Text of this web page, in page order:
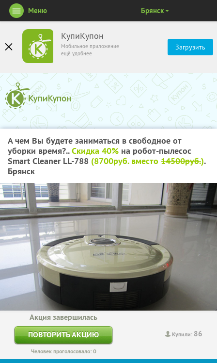
КупиКупон
Мобильное приложение
ещё удобнее
Загрузить
Меню Брянск
А чем Вы будете заниматься в свободное от
уборки время?..Скидка 40% на робот-пылесос
Smart Сleaner LL-788 (8700руб. вместо 14500руб.).
Брянск
Купили: 86
Акция завершилась
ПОВТОРИТЬ АКЦИЮ
Человек проголосовало: 0